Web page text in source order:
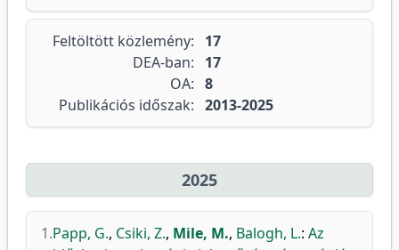
Feltöltött közlemény:
17
DEA-ban:
17
OA: 8
Publikációs időszak: 2013-2025
2025
1.Papp, G., Csiki, Z., Mile, M., Balogh, L.: Az